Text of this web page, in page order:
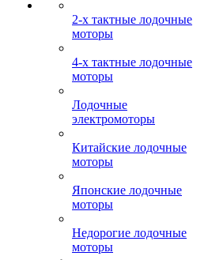
2-х тактные лодочные
моторы
4-х тактные лодочные
моторы
Лодочные
электромоторы
Китайские лодочные
моторы
Японские лодочные
моторы
Недорогие лодочные
моторы